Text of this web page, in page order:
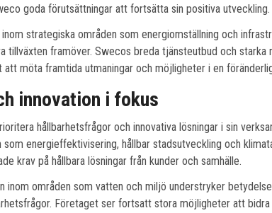
goda förutsättningar att fortsätta sin positiva utveckling.
strategiska områden som energiomställning och
tillväxten framöver. Swecos breda tjänsteutbud och starka
möta framtida utmaningar och möjligheter i en
innovation i fokus
hållbarhetsfrågor och innovativa lösningar i sin
energieffektivisering, hållbar stadsutveckling och
krav på hållbara lösningar från kunder och samhälle.
inom områden som vatten och miljö understryker
Företaget ser fortsatt stora möjligheter att bidra